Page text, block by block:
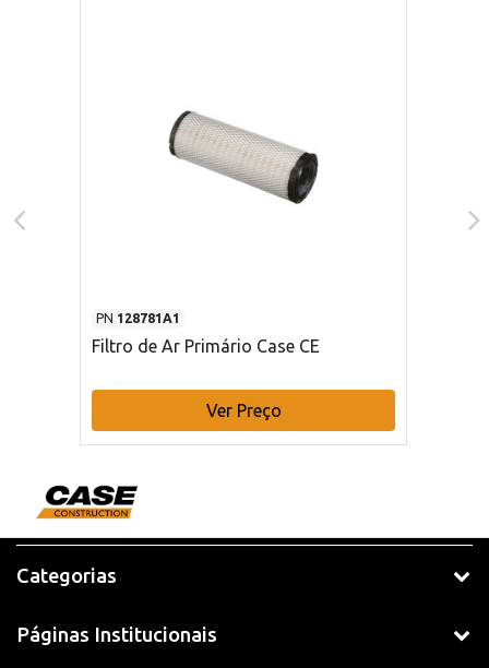
PN 128781A1
Filtro de Ar Primário Case CE
Ver Preço
Categorias
Páginas Institucionais